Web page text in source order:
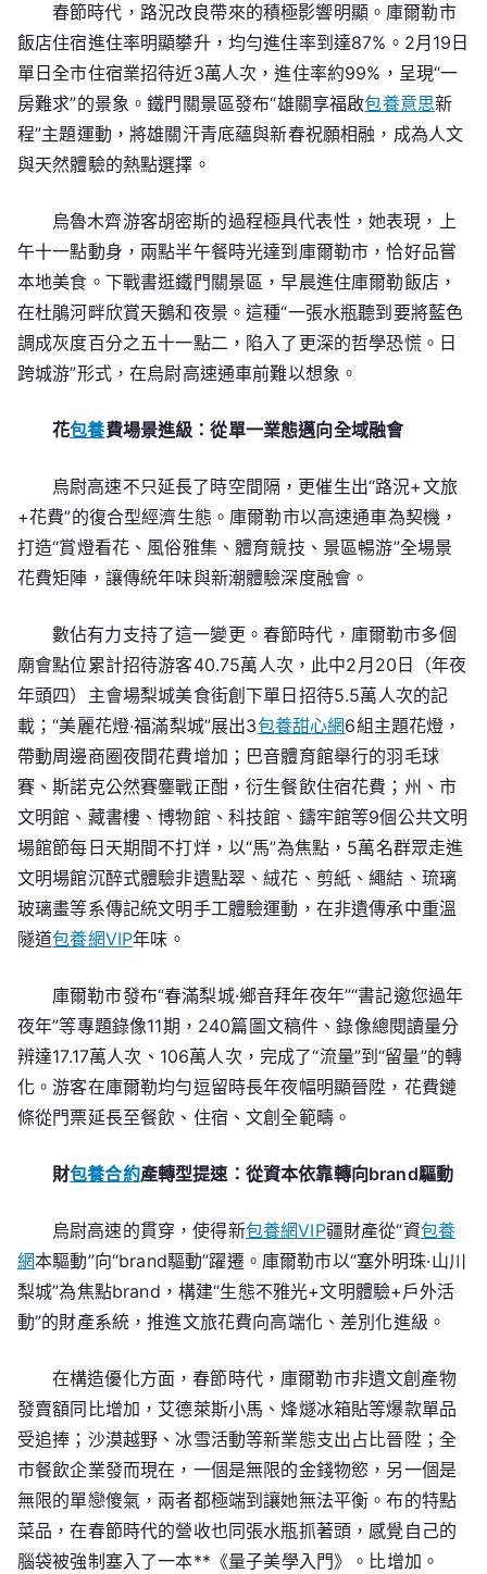
疆
南
北
“花
費
走
春節時代，路況改良帶來的積極影響明顯。庫爾勒市
飯店住宿進住率明顯攀升，均勻進住率到達87%。2月19日
單日全市住宿業招待近3萬人次，進住率約99%，呈現“一
房難求”的景象。鐵門關景區發布“雄關享福啟包養意思新
程”主題運動，將雄關汗青底蘊與新春祝願相融，成為人文
與天然體驗的熱點選擇。
烏魯木齊游客胡密斯的過程極具代表性，她表現，上
午十一點動身，兩點半午餐時光達到庫爾勒市，恰好品嘗
本地美食。下戰書逛鐵門關景區，早晨進住庫爾勒飯店，
在杜鵑河畔欣賞天鵝和夜景。這種“一張水瓶聽到要將藍色
調成灰度百分之五十一點二，陷入了更深的哲學恐慌。日
跨城游”形式，在烏尉高速通車前難以想象。
花包養費場景進級：從單一業態邁向全域融會
烏尉高速不只延長了時空間隔，更催生出“路況+文旅
+花費”的復合型經濟生態。庫爾勒市以高速通車為契機，
打造“賞燈看花、風俗雅集、體育競技、景區暢游”全場景
花費矩陣，讓傳統年味與新潮體驗深度融會。
數佔有力支持了這一變更。春節時代，庫爾勒市多個
廟會點位累計招待游客40.75萬人次，此中2月20日（年夜
年頭四）主會場梨城美食街創下單日招待5.5萬人次的記
載；“美麗花燈·福滿梨城”展出3包養甜心網6組主題花燈，
帶動周邊商圈夜間花費增加；巴音體育館舉行的羽毛球
賽、斯諾克公然賽鏖戰正酣，衍生餐飲住宿花費；州、市
文明館、藏書樓、博物館、科技館、鑄牢館等9個公共文明
場館節每日天期間不打烊，以“馬”為焦點，5萬名群眾走進
文明場館沉醉式體驗非遺點翠、絨花、剪紙、繩結、琉璃
玻璃畫等系傳記統文明手工體驗運動，在非遺傳承中重溫
隧道包養網VIP年味。
庫爾勒市發布“春滿梨城·鄉音拜年夜年”“書記邀您過年
夜年”等專題錄像11期，240篇圖文稿件、錄像總閱讀量分
辨達17.17萬人次、106萬人次，完成了“流量”到“留量”的轉
化。游客在庫爾勒均勻逗留時長年夜幅明顯晉陞，花費鏈
條從門票延長至餐飲、住宿、文創全範疇。
財包養合約產轉型提速：從資本依靠轉向brand驅動
烏尉高速的貫穿，使得新包養網VIP疆財產從“資包養
網本驅動”向“brand驅動”躍遷。庫爾勒市以“塞外明珠·山川
梨城”為焦點brand，構建“生態不雅光+文明體驗+戶外活
動”的財產系統，推進文旅花費向高端化、差別化進級。
在構造優化方面，春節時代，庫爾勒市非遺文創產物
發賣額同比增加，艾德萊斯小馬、烽燧冰箱貼等爆款單品
受追捧；沙漠越野、冰雪活動等新業態支出占比晉陞；全
市餐飲企業發而現在，一個是無限的金錢物慾，另一個是
無限的單戀傻氣，兩者都極端到讓她無法平衡。布的特點
菜品，在春節時代的營收也同張水瓶抓著頭，感覺自己的
腦袋被強制塞入了一本**《量子美學入門》。比增加。